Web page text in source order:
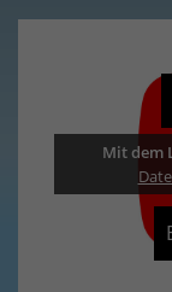
Mit dem